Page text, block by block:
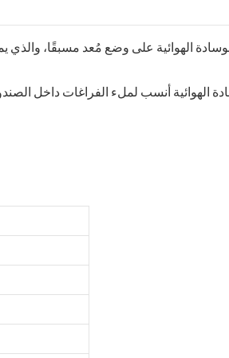
الهوائية أنسب لملء الفراغات داخل